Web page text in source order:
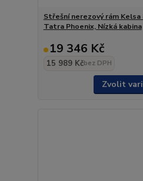
Střešní nerezový rám Kelsa
Tatra Phoenix, Nízká kabina
19 346 Kč
15 989 Kčbez DPH
Zvolit